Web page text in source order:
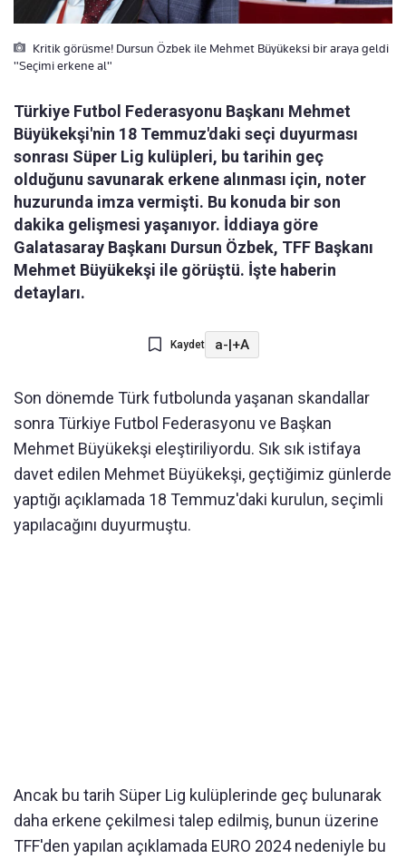
Kritik görüsme! Dursun Özbek ile Mehmet Büyükeksi bir araya geldi
"Seçimi erkene al"
Türkiye Futbol Federasyonu Başkanı Mehmet
Büyükekşi'nin 18 Temmuz'daki seçi duyurması
sonrası Süper Lig kulüpleri, bu tarihin geç
olduğunu savunarak erkene alınması için, noter
huzurunda imza vermişti. Bu konuda bir son
dakika gelişmesi yaşanıyor. İddiaya göre
Galatasaray Başkanı Dursun Özbek, TFF Başkanı
Mehmet Büyükekşi ile görüştü. İşte haberin
detayları.
Kaydet a-|+A
Son dönemde Türk futbolunda yaşanan skandallar
sonra Türkiye Futbol Federasyonu ve Başkan
Mehmet Büyükekşi eleştiriliyordu. Sık sık istifaya
davet edilen Mehmet Büyükekşi, geçtiğimiz günlerde
yaptığı açıklamada 18 Temmuz'daki kurulun, seçimli
yapılacağını duyurmuştu.
Ancak bu tarih Süper Lig kulüplerinde geç bulunarak
daha erkene çekilmesi talep edilmiş, bunun üzerine
TFF'den yapılan açıklamada EURO 2024 nedeniyle bu